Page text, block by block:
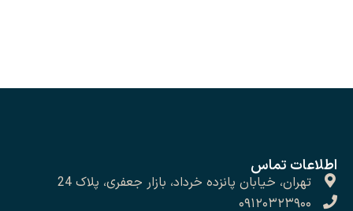
اطلاعات تماس
تهران، خیابان پانزده خرداد، بازار جعفری، پلاک 24
۰۹۱۲۰۳۲۳۹۰۰